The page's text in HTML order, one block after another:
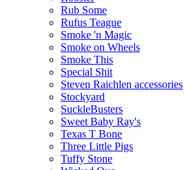
Rub Some
Rufus Teague
Smoke 'n Magic
Smoke on Wheels
Smoke This
Special Shit
Steven Raichlen accessories
Stockyard
SuckleBusters
Sweet Baby Ray's
Texas T Bone
Three Little Pigs
Tuffy Stone